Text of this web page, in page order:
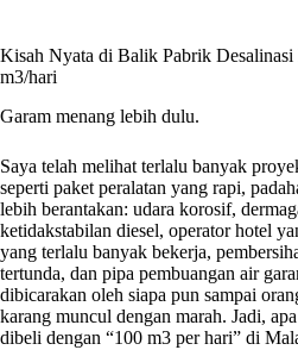
Kisah Nyata di Balik Pabrik
m3/hari
Garam menang lebih dulu.
Saya telah melihat terlalu banyak
seperti paket peralatan yang rapi,
lebih berantakan: udara korosif,
ketidakstabilan diesel, operator hotel
yang terlalu banyak bekerja,
tertunda, dan pipa pembuangan air
dibicarakan oleh siapa pun sampai
karang muncul dengan marah. Jadi,
dibeli dengan “100 m3 per hari” di